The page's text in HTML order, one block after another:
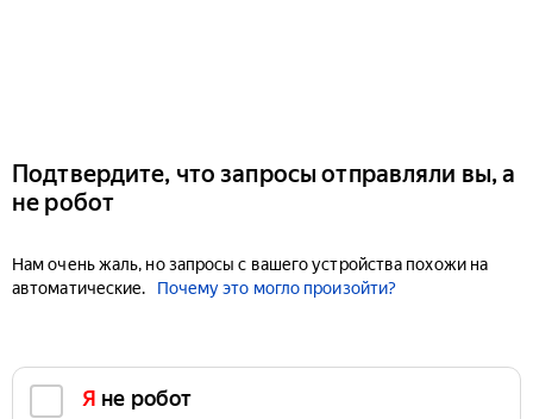
Подтвердите, что запросы отправляли вы, а
не робот
Нам очень жаль, но запросы с вашего устройства похожи на
автоматические.
Почему это могло произойти?
Я не робот